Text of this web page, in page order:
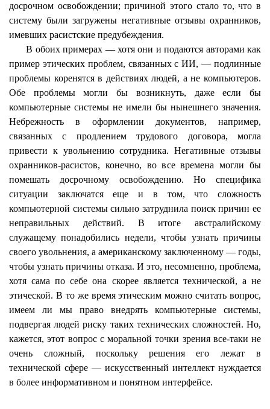
досрочном освобождении; причиной этого стало то, что в
систему были загружены негативные отзывы охранников,
имевших расистские предубеждения.
В обоих примерах — хотя они и подаются авторами как
пример этических проблем, связанных с ИИ, — подлинные
проблемы коренятся в действиях людей, а не компьютеров.
Обе проблемы могли бы возникнуть, даже если бы
компьютерные системы не имели бы нынешнего значения.
Небрежность в оформлении документов, например,
связанных с продлением трудового договора, могла
привести к увольнению сотрудника. Негативные отзывы
охранников-расистов, конечно, во все времена могли бы
помешать досрочному освобождению. Но специфика
ситуации заключатся еще и в том, что сложность
компьютерной системы сильно затруднила поиск причин ее
неправильных действий. В итоге австралийскому
служащему понадобились недели, чтобы узнать причины
своего увольнения, а американскому заключенному — годы,
чтобы узнать причины отказа. И это, несомненно, проблема,
хотя сама по себе она скорее является технической, а не
этической. В то же время этическим можно считать вопрос,
имеем ли мы право внедрять компьютерные системы,
подвергая людей риску таких технических сложностей. Но,
кажется, этот вопрос с моральной точки зрения все-таки не
очень сложный, поскольку решения его лежат в
технической сфере — искусственный интеллект нуждается
в более информативном и понятном интерфейсе.